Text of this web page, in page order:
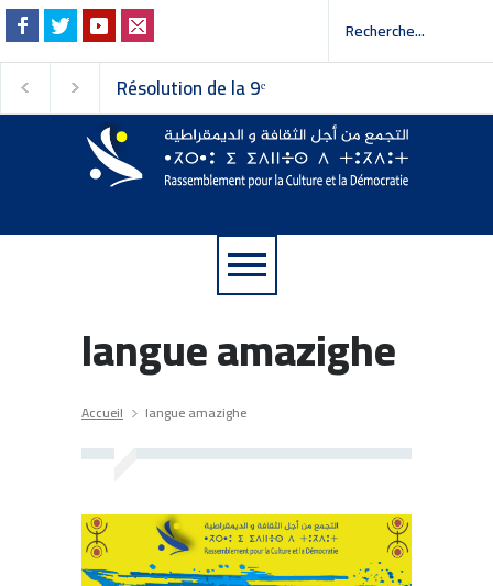
Résolution de la 9ᵉ
session du Conseil
national du
Rassemblement pour la
Culture et la Démocratie
إلى وسائل الإعلام
langue amazighe
Accueil langue amazighe